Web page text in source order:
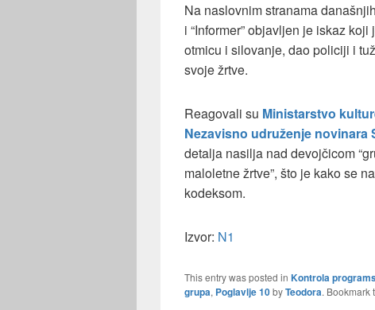
Na naslovnim stranama
i “Informer” objavljen je iskaz
otmicu i silovanje, dao policiji i
svoje žrtve.
Reagovali su Ministarstvo
Nezavisno udruženje novinara
detalja nasilja nad devojčicom
maloletne žrtve”, što je kako se
kodeksom.
Izvor: N1
This entry was posted in Kontrola
grupa, Poglavlje 10byTeodora. Bookmark